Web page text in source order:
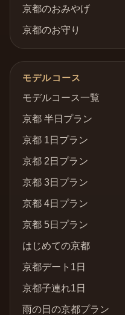
京都のおみやげ
京都のお守り
モデルコース
モデルコース一覧
京都 半日プラン
京都 1日プラン
京都 2日プラン
京都 3日プラン
京都 4日プラン
京都 5日プラン
はじめての京都
京都デート1日
京都子連れ1日
雨の日の京都プラン